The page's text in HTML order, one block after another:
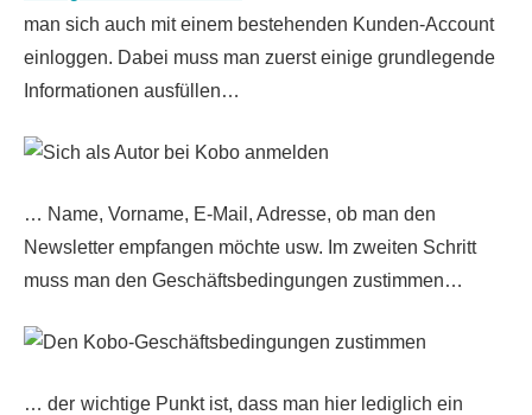
man sich auch mit einem bestehenden Kunden-Account
einloggen. Dabei muss man zuerst einige grundlegende
Informationen ausfüllen…
… Name, Vorname, E-Mail, Adresse, ob man den
Newsletter empfangen möchte usw. Im zweiten Schritt
muss man den Geschäftsbedingungen zustimmen…
… der wichtige Punkt ist, dass man hier lediglich ein